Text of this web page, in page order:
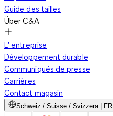
Guide des tailles
Über C&A
L' entreprise
Développement durable
Communiqués de presse
Carrières
Contact magasin
Schweiz / Suisse / Svizzera | FR